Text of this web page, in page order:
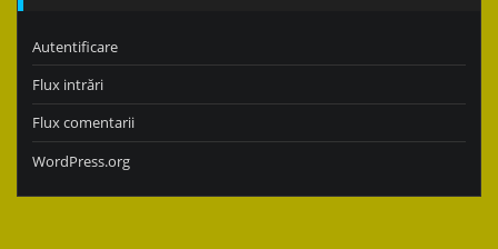
Autentificare
Flux intrări
Flux comentarii
WordPress.org